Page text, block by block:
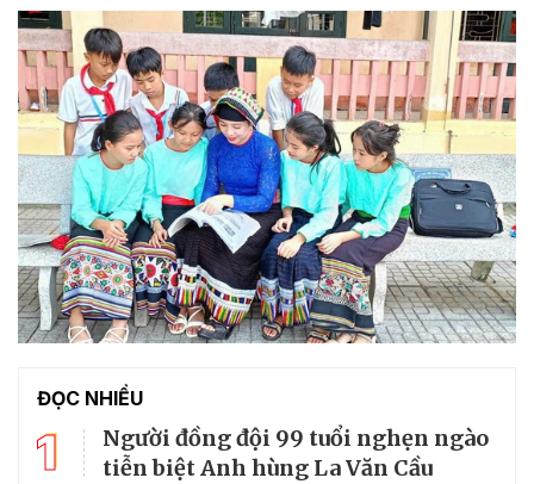
ĐỌC NHIỀU
1
Người đồng đội 99 tuổi nghẹn ngào
tiễn biệt Anh hùng La Văn Cầu